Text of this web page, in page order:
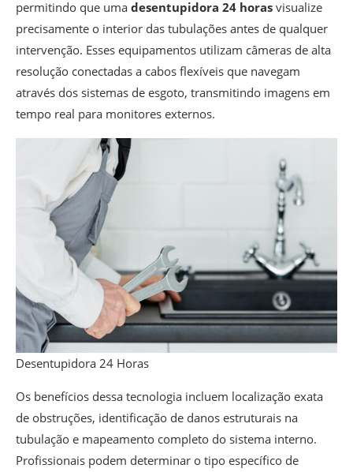
permitindo que uma desentupidora 24 horas visualize
precisamente o interior das tubulações antes de qualquer
intervenção. Esses equipamentos utilizam câmeras de alta
resolução conectadas a cabos flexíveis que navegam
através dos sistemas de esgoto, transmitindo imagens em
tempo real para monitores externos.
Desentupidora 24 Horas
Os benefícios dessa tecnologia incluem localização exata
de obstruções, identificação de danos estruturais na
tubulação e mapeamento completo do sistema interno.
Profissionais podem determinar o tipo específico de